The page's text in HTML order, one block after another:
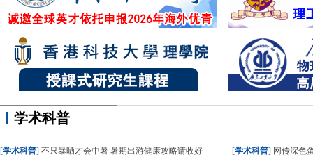
学术科普
[学术科普] 不只暴晒才会中暑 暑期出游健康攻略请收好 [学术科普] 网传深色蛋